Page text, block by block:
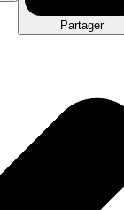
Partager